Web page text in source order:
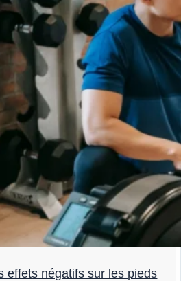
effets négatifs sur les pieds